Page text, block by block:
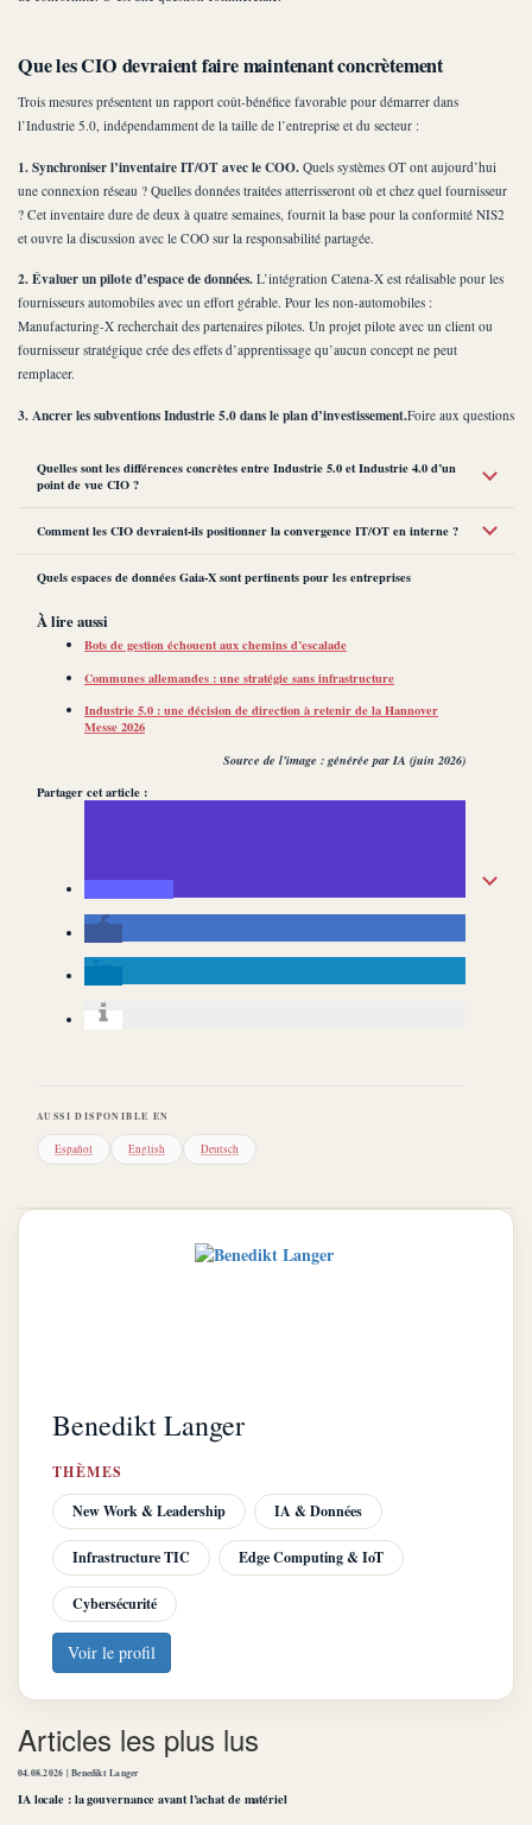
Que les CIO devraient faire maintenant concrètement
Trois mesures présentent un rapport coût-bénéfice favorable pour démarrer dans
l’Industrie 5.0, indépendamment de la taille de l’entreprise et du secteur :
1. Synchroniser l’inventaire IT/OT avec le COO. Quels systèmes OT ont aujourd’hui
une connexion réseau ? Quelles données traitées atterrisseront où et chez quel fournisseur
? Cet inventaire dure de deux à quatre semaines, fournit la base pour la conformité NIS2
et ouvre la discussion avec le COO sur la responsabilité partagée.
2. Évaluer un pilote d’espace de données. L’intégration Catena-X est réalisable pour les
fournisseurs automobiles avec un effort gérable. Pour les non-automobiles :
Manufacturing-X recherchait des partenaires pilotes. Un projet pilote avec un client ou
fournisseur stratégique crée des effets d’apprentissage qu’aucun concept ne peut
remplacer.
3. Ancrer les subventions Industrie 5.0 dans le plan d’investissement.Foire aux questions
Quelles sont les différences concrètes entre Industrie 5.0 et Industrie 4.0 d’un
point de vue CIO ?
Comment les CIO devraient-ils positionner la convergence IT/OT en interne ?
Quels espaces de données Gaia-X sont pertinents pour les entreprises
À lire aussi
Bots de gestion échouent aux chemins d’escalade
Communes allemandes : une stratégie sans infrastructure
Industrie 5.0 : une décision de direction à retenir de la Hannover
Messe 2026
Source de l’image : générée par IA (juin 2026)
Partager cet article :
AUSSI DISPONIBLE EN
Español English Deutsch
Benedikt Langer
THÈMES
New Work & Leadership
IA & Données
Infrastructure TIC Edge Computing & IoT
Cybersécurité
Voir le profil
Articles les plus lus
04.08.2026 |Benedikt Langer
IA locale : la gouvernance avant l’achat de matériel